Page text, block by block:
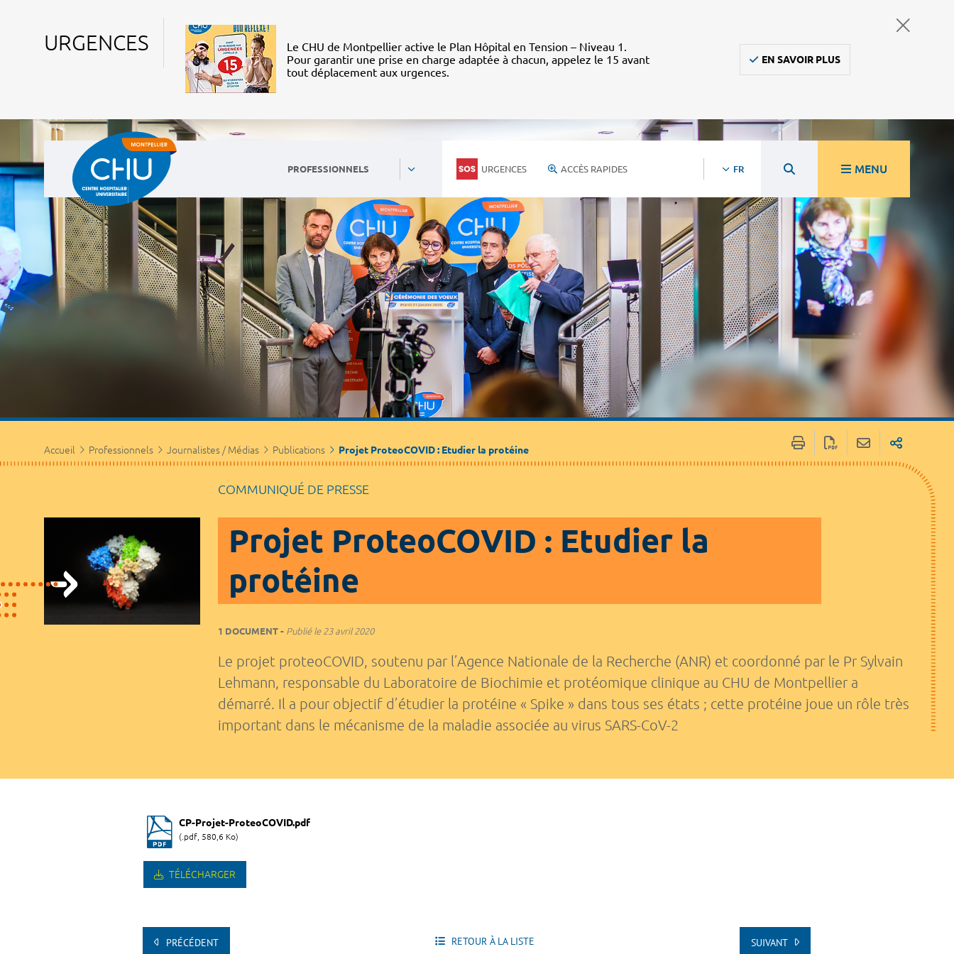
URGENCES
Le CHU de Montpellier active le Plan Hôpital en Tension – Niveau 1.
Pour garantir une prise en charge adaptée à chacun, appelez le 15 avant
tout déplacement aux urgences.
EN SAVOIR PLUS
PROFESSIONNELS URGENCES ACCÈS RAPIDES FR MENU
Personnels du CHU Nous rejoindre Ambulanciers, taxis, vsl
Médecine de ville Journalistes / Médias Marchés publics
Partenaires / Associations
Accueil Professionnels Journalistes / Médias Publications Projet ProteoCOVID : Etudier la protéine
COMMUNIQUÉ DE PRESSE
Projet ProteoCOVID : Etudier la
protéine
1 DOCUMENT Publié le23 avril 2020
Le projet proteoCOVID, soutenu par l’Agence Nationale de la Recherche (ANR) et coordonné par le Pr Sylvain
Lehmann, responsable du Laboratoire de Biochimie et protéomique clinique au CHU de Montpellier a
démarré. Il a pour objectif d’étudier la protéine « Spike » dans tous ses états ; cette protéine joue un rôle très
important dans le mécanisme de la maladie associée au virus SARS-CoV-2
CP-Projet-ProteoCOVID.pdf
(.pdf, 580,6 Ko)
TÉLÉCHARGER
PRÉCÉDENT RETOUR À LA LISTE SUIVANT